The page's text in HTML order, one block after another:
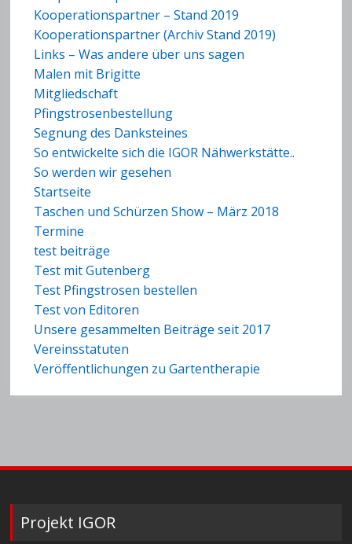
Kooperationspartner – Stand 2019
Kooperationspartner (Archiv Stand 2019)
Links – Was andere über uns sagen
Malen mit Brigitte
Mitgliedschaft
Pfingstrosenbestellung
Segnung des Danksteines
So entwickelte sich die IGOR Nähwerkstätte..
So werden wir gesehen
Startseite
Taschen und Schürzen Show – März 2018
Termine
test beiträge
Test mit Gutenberg
Test Pfingstrosen bestellen
Test von Editoren
Unsere gesammelten Beiträge seit 2017
Vereinsstatuten
Veröffentlichungen zu Gartentherapie
Projekt IGOR